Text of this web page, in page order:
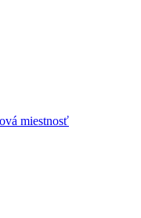
miestnosť